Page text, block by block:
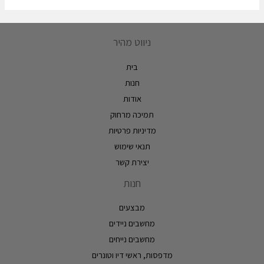
ניווט מהיר
בית
חנות
אודות
תמיכה מרחוק
מדיניות פרטיות
תנאי שימוש
יצירת קשר
חנות
מבצעים
מחשבים ניידים
מחשבים נייחים
מדפסות, ראשי דיו וטונרים